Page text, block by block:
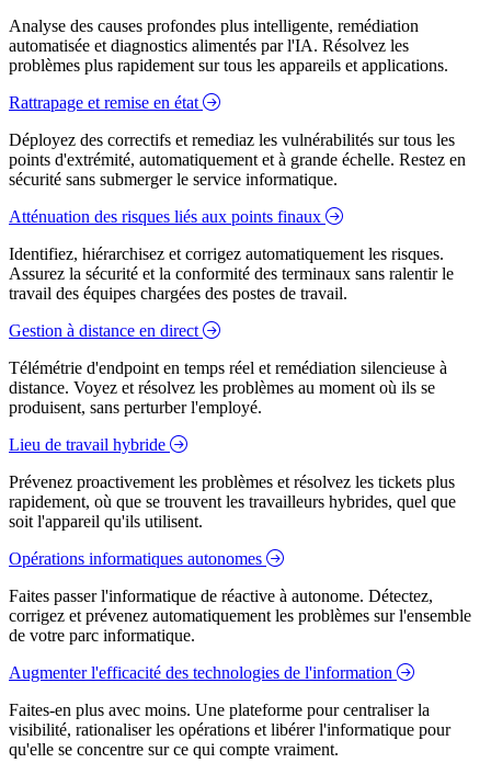
Analyse des causes profondes plus intelligente, remédiation
automatisée et diagnostics alimentés par l'IA. Résolvez les
problèmes plus rapidement sur tous les appareils et applications.
Rattrapage et remise en état
Déployez des correctifs et remediaz les vulnérabilités sur tous les
points d'extrémité, automatiquement et à grande échelle. Restez en
sécurité sans submerger le service informatique.
Atténuation des risques liés aux points finaux
Identifiez, hiérarchisez et corrigez automatiquement les risques.
Assurez la sécurité et la conformité des terminaux sans ralentir le
travail des équipes chargées des postes de travail.
Gestion à distance en direct
Télémétrie d'endpoint en temps réel et remédiation silencieuse à
distance. Voyez et résolvez les problèmes au moment où ils se
produisent, sans perturber l'employé.
Lieu de travail hybride
Prévenez proactivement les problèmes et résolvez les tickets plus
rapidement, où que se trouvent les travailleurs hybrides, quel que
soit l'appareil qu'ils utilisent.
Opérations informatiques autonomes
Faites passer l'informatique de réactive à autonome. Détectez,
corrigez et prévenez automatiquement les problèmes sur l'ensemble
de votre parc informatique.
Augmenter l'efficacité des technologies de l'information
Faites-en plus avec moins. Une plateforme pour centraliser la
visibilité, rationaliser les opérations et libérer l'informatique pour
qu'elle se concentre sur ce qui compte vraiment.